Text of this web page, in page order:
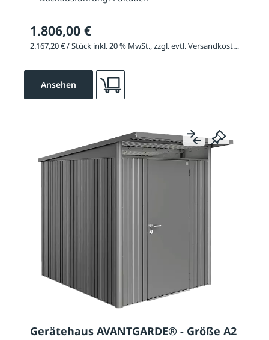
1.806,00 €
2.167,20 € / Stück inkl. 20 % MwSt., zzgl. evtl. Versandkosten
Ansehen
Gerätehaus AVANTGARDE® - Größe A2